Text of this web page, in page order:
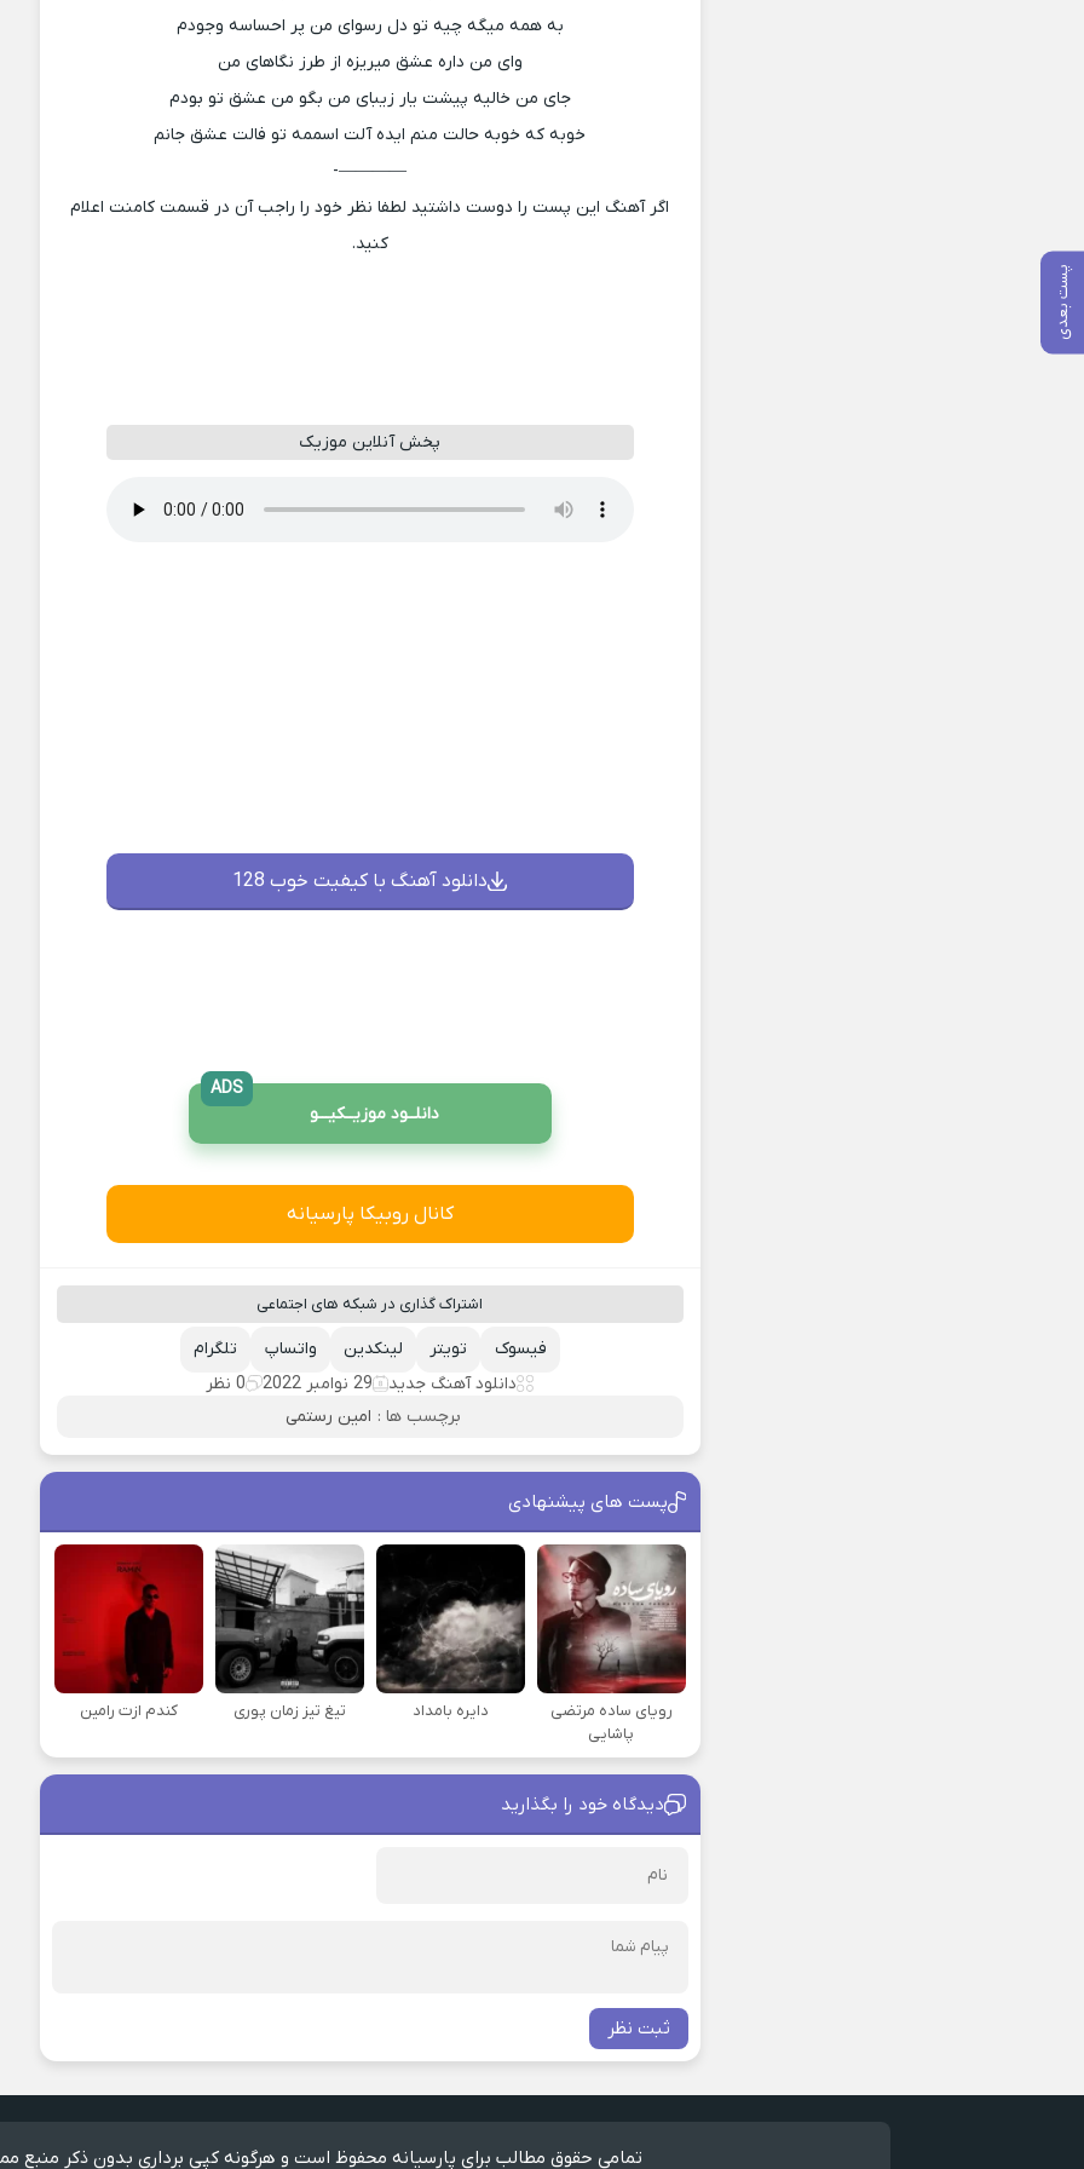
پست بعدی
به همه میگه چیه تو دل رسوای من پر احساسه وجودم
وای من داره عشق میریزه از طرز نگاهای من
جای من خالیه پیشت یار زیبای من بگو من عشق تو بودم
خوبه که خوبه حالت منم ایده آلت اسممه تو فالت عشق جانم
————-
اگر آهنگ این پست را دوست داشتید لطفا نظر خود را راجب آن در قسمت کامنت اعلام
کنید.
پخش آنلاین موزیک
دانلود آهنگ با کیفیت خوب 128
دانلــود موزیــکیـــو
ADS
کانال روبیکا پارسیانه
اشتراک گذاری در شبکه های اجتماعی
تلگرام واتساپ لینکدین تویتر
فیسوک
دانلود آهنگ جدید
29 نوامبر 2022
0 نظر
برچسب ها : امین رستمی
پست های پیشنهادی
رویای ساده مرتضی
پاشایی
دایره بامداد تیغ تیز زمان پوری کندم ازت رامین
دیدگاه خود را بگذارید
ثبت نظر
تمامی حقوق مطالب برای پارسیانه محفوظ است و هرگونه کپی برداری بدون ذکر منبع